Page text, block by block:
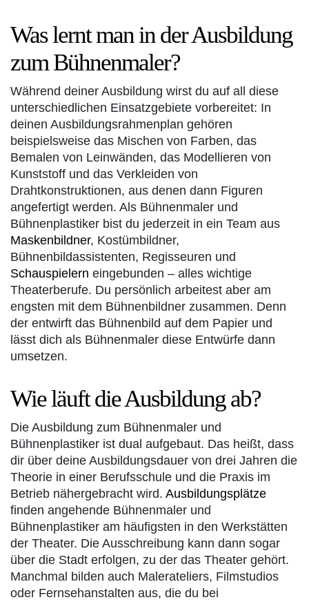
Was lernt man in der Ausbildung
zum Bühnenmaler?
Während deiner Ausbildung wirst du auf all diese
unterschiedlichen Einsatzgebiete vorbereitet: In
deinen Ausbildungsrahmenplan gehören
beispielsweise das Mischen von Farben, das
Bemalen von Leinwänden, das Modellieren von
Kunststoff und das Verkleiden von
Drahtkonstruktionen, aus denen dann Figuren
angefertigt werden. Als Bühnenmaler und
Bühnenplastiker bist du jederzeit in ein Team aus
Maskenbildner, Kostümbildner,
Bühnenbildassistenten, Regisseuren und
Schauspielern eingebunden – alles wichtige
Theaterberufe. Du persönlich arbeitest aber am
engsten mit dem Bühnenbildner zusammen. Denn
der entwirft das Bühnenbild auf dem Papier und
lässt dich als Bühnenmaler diese Entwürfe dann
umsetzen.
Wie läuft die Ausbildung ab?
Die Ausbildung zum Bühnenmaler und
Bühnenplastiker ist dual aufgebaut. Das heißt, dass
dir über deine Ausbildungsdauer von drei Jahren die
Theorie in einer Berufsschule und die Praxis im
Betrieb nähergebracht wird. Ausbildungsplätze
finden angehende Bühnenmaler und
Bühnenplastiker am häufigsten in den Werkstätten
der Theater. Die Ausschreibung kann dann sogar
über die Stadt erfolgen, zu der das Theater gehört.
Manchmal bilden auch Malerateliers, Filmstudios
oder Fernsehanstalten aus, die du bei